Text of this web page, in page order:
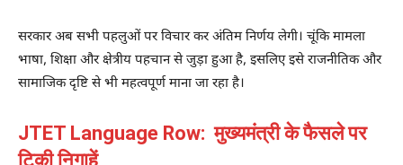
सरकार अब सभी पहलुओं पर विचार कर अंतिम निर्णय लेगी। चूंकि मामला
भाषा, शिक्षा और क्षेत्रीय पहचान से जुड़ा हुआ है, इसलिए इसे राजनीतिक और
सामाजिक दृष्टि से भी महत्वपूर्ण माना जा रहा है।
JTET Language Row: मुख्यमंत्री के फैसले पर
टिकी निगाहें